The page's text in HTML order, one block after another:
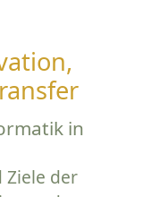
in
Ziele der